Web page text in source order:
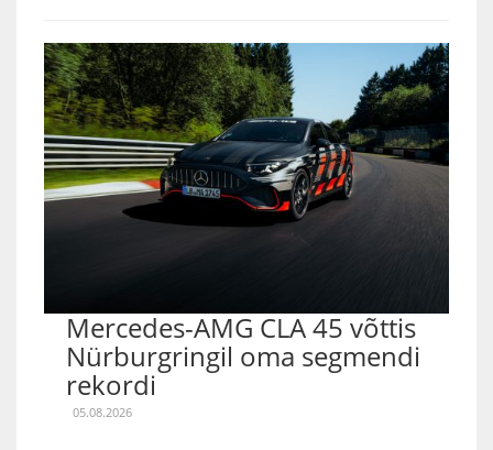
Mercedes-AMG CLA 45 võttis
Nürburgringil oma segmendi
rekordi
05.08.2026